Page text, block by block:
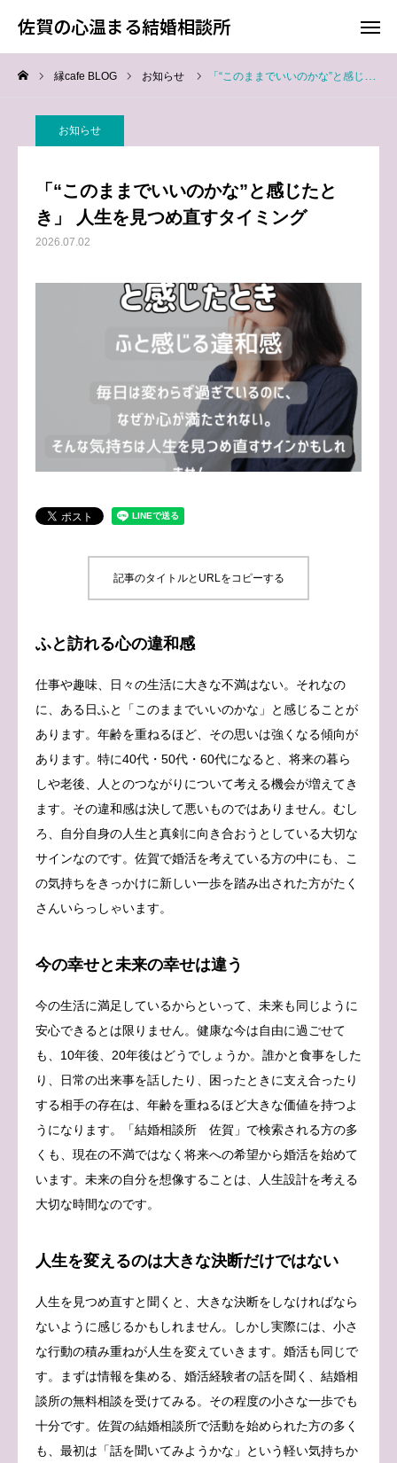
佐賀の心温まる結婚相談所
縁cafe BLOG お知らせ 「“このままでいいのかな”と感じたとき」 人生を見つめ直すタイミング
お知らせ
「“このままでいいのかな”と感じたと
き」 人生を見つめ直すタイミング
2026.07.02
記事のタイトルとURLをコピーする
ふと訪れる心の違和感
仕事や趣味、日々の生活に大きな不満はない。それなの
に、ある日ふと「このままでいいのかな」と感じることが
あります。年齢を重ねるほど、その思いは強くなる傾向が
あります。特に40代・50代・60代になると、将来の暮ら
しや老後、人とのつながりについて考える機会が増えてき
ます。その違和感は決して悪いものではありません。むし
ろ、自分自身の人生と真剣に向き合おうとしている大切な
サインなのです。佐賀で婚活を考えている方の中にも、こ
の気持ちをきっかけに新しい一歩を踏み出された方がたく
さんいらっしゃいます。
今の幸せと未来の幸せは違う
今の生活に満足しているからといって、未来も同じように
安心できるとは限りません。健康な今は自由に過ごせて
も、10年後、20年後はどうでしょうか。誰かと食事をした
り、日常の出来事を話したり、困ったときに支え合ったり
する相手の存在は、年齢を重ねるほど大きな価値を持つよ
うになります。「結婚相談所 佐賀」で検索される方の多
くも、現在の不満ではなく将来への希望から婚活を始めて
います。未来の自分を想像することは、人生設計を考える
大切な時間なのです。
人生を変えるのは大きな決断だけではない
人生を見つめ直すと聞くと、大きな決断をしなければなら
ないように感じるかもしれません。しかし実際には、小さ
な行動の積み重ねが人生を変えていきます。婚活も同じで
す。まずは情報を集める、婚活経験者の話を聞く、結婚相
談所の無料相談を受けてみる。その程度の小さな一歩でも
十分です。佐賀の結婚相談所で活動を始められた方の多く
も、最初は「話を聞いてみようかな」という軽い気持ちか
佐賀の心温まる結婚相談所
料金
TOP
会員様からの喜びの声
よくあるご質問
お問い合わせ